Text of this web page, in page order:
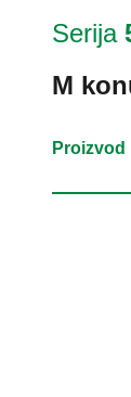
Serija
M
Proizvod